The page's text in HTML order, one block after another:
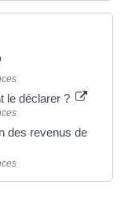
le déclarer ?
des revenus de